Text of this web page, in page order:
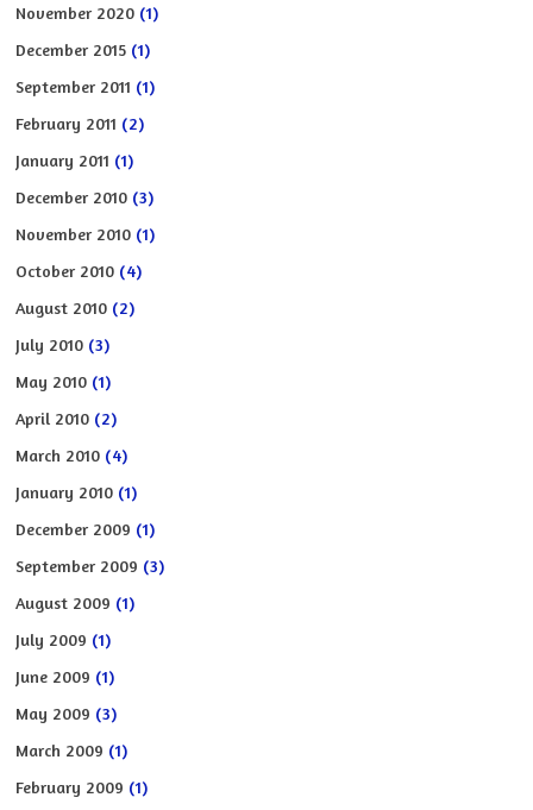
November 2020 (1)
December 2015 (1)
September 2011 (1)
February 2011 (2)
January 2011 (1)
December 2010 (3)
November 2010 (1)
October 2010 (4)
August 2010 (2)
July 2010 (3)
May 2010 (1)
April 2010 (2)
March 2010 (4)
January 2010 (1)
December 2009 (1)
September 2009 (3)
August 2009 (1)
July 2009 (1)
June 2009 (1)
May 2009 (3)
March 2009 (1)
February 2009 (1)